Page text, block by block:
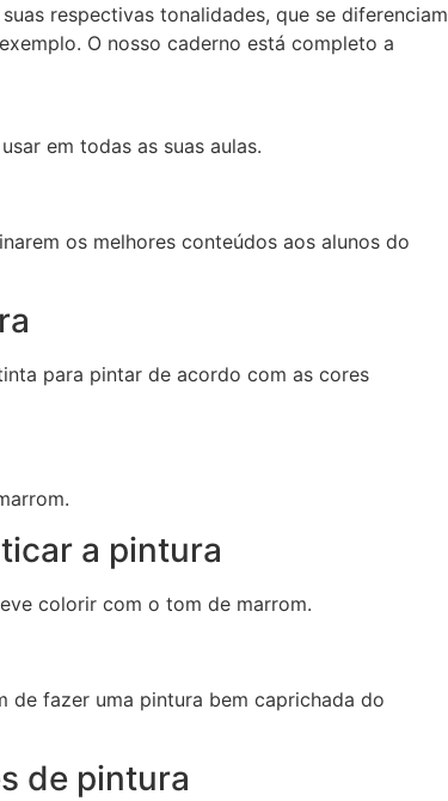
respectivas tonalidades, que se diferenciam
O nosso caderno está completo a
em todas as suas aulas.
os melhores conteúdos aos alunos do
para pintar de acordo com as cores
a pintura
colorir com o tom de marrom.
de fazer uma pintura bem caprichada do
de pintura